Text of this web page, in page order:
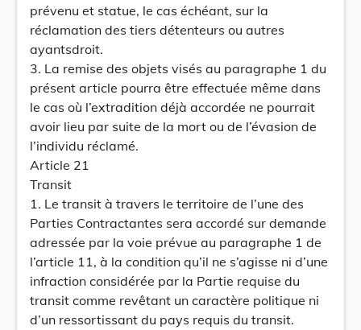
prévenu et statue, le cas échéant, sur la
réclamation des tiers détenteurs ou autres
ayantsdroit.
3. La remise des objets visés au paragraphe 1 du
présent article pourra être effectuée même dans
le cas où l’extradition déjà accordée ne pourrait
avoir lieu par suite de la mort ou de l’évasion de
l’individu réclamé.
Article 21
Transit
1. Le transit à travers le territoire de l’une des
Parties Contractantes sera accordé sur demande
adressée par la voie prévue au paragraphe 1 de
l’article 11, à la condition qu’il ne s’agisse ni d’une
infraction considérée par la Partie requise du
transit comme revêtant un caractère politique ni
d’un ressortissant du pays requis du transit.